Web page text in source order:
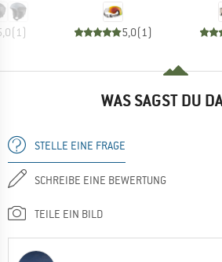
(1) 5,0(1)
WAS SAGST DU
STELLE EINE FRAGE
SCHREIBE EINE BEWERTUNG
TEILE EIN BILD